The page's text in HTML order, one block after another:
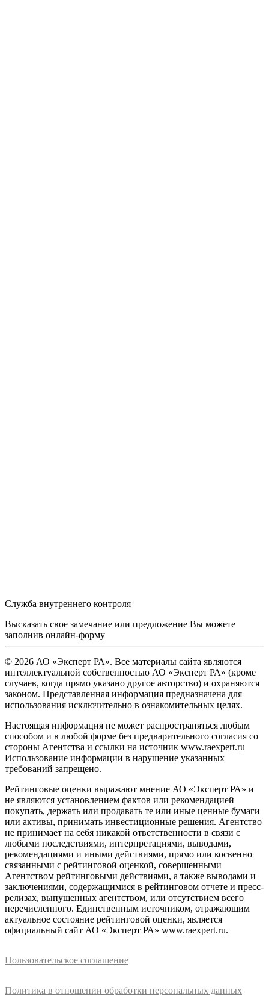
Служба внутреннего контроля
Высказать свое замечание или предложение Вы можете
заполнив онлайн-форму
© 2026 АО «Эксперт РА». Все материалы сайта являются
интеллектуальной собственностью АО «Эксперт РА» (кроме
случаев, когда прямо указано другое авторство) и охраняются
законом. Представленная информация предназначена для
использования исключительно в ознакомительных целях.
Настоящая информация не может распространяться любым
способом и в любой форме без предварительного согласия со
стороны Агентства и ссылки на источник www.raexpert.ru
Использование информации в нарушение указанных
требований запрещено.
Рейтинговые оценки выражают мнение АО «Эксперт РА» и
не являются установлением фактов или рекомендацией
покупать, держать или продавать те или иные ценные бумаги
или активы, принимать инвестиционные решения. Агентство
не принимает на себя никакой ответственности в связи с
любыми последствиями, интерпретациями, выводами,
рекомендациями и иными действиями, прямо или косвенно
связанными с рейтинговой оценкой, совершенными
Агентством рейтинговыми действиями, а также выводами и
заключениями, содержащимися в рейтинговом отчете и пресс-
релизах, выпущенных агентством, или отсутствием всего
перечисленного. Единственным источником, отражающим
актуальное состояние рейтинговой оценки, является
официальный сайт АО «Эксперт РА» www.raexpert.ru.
Пользовательское соглашение
Политика в отношении обработки персональных данных